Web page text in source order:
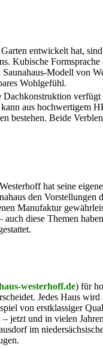
entwickelt hat,
Kubische Formsprache
Modell von
Wohlgefühl.
verfügt
aus hochwertigem
bestehen. Beide
hat seine
den Vorstellungen
Manufaktur
diese Themen
westerhoff.de) für
Jedes Haus wird
von erstklassiger
jetzt und in vielen
im